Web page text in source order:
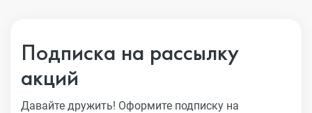
Подписка на рассылку
акций
Давайте дружить! Оформите подписку на